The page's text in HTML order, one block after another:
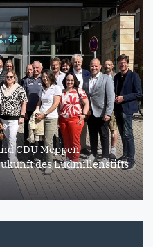
CDU Meppen
des Ludmillenstifts